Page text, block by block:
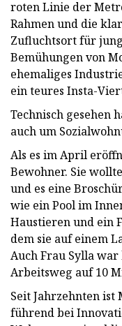
roten Linie der
Rahmen und die
Zufluchtsort für
Bemühungen von
ehemaliges
ein teures Insta-
Technisch gesehen
auch um
Als es im April
Bewohner. Sie
und es eine
wie ein Pool im
Haustieren und ein
dem sie auf einem
Auch Frau Sylla
Arbeitsweg auf 10
Seit Jahrzehnten
führend bei